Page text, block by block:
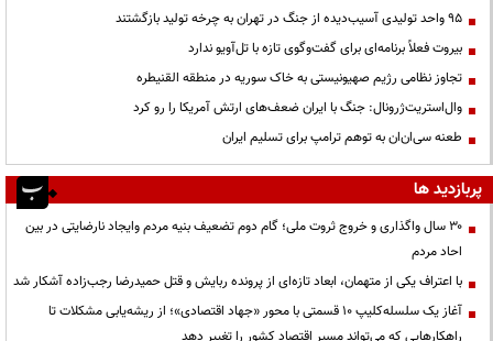
95 واحد تولیدی آسیب‌دیده از جنگ در تهران به چرخه تولید بازگشتند
بیروت فعلاً برنامه‌ای برای گفت‌وگوی تازه با تل‌آویو ندارد
تجاوز نظامی رژیم صهیونیستی به خاک سوریه در منطقه القنیطره
وال‌استریت‌ژرونال: جنگ با ایران ضعف‌های ارتش آمریکا را رو کرد
طعنه سی‌ان‌ان به توهم ترامپ برای تسلیم ایران
پربازدید ها
۳۰ سال واگذاری و خروج ثروت ملی؛ گام دوم تضعیف بنیه مردم وایجاد نارضایتی در بین
احاد مردم
با اعتراف یکی از متهمان، ابعاد تازه‌ای از پرونده ربایش و قتل حمیدرضا رجب‌زاده آشکار شد
آغاز یک سلسله‌کلیپ ۱۰ قسمتی با محور «جهاد اقتصادی»؛ از ریشه‌یابی مشکلات تا
راهکارهایی که می‌تواند مسیر اقتصاد کشور را تغییر دهد